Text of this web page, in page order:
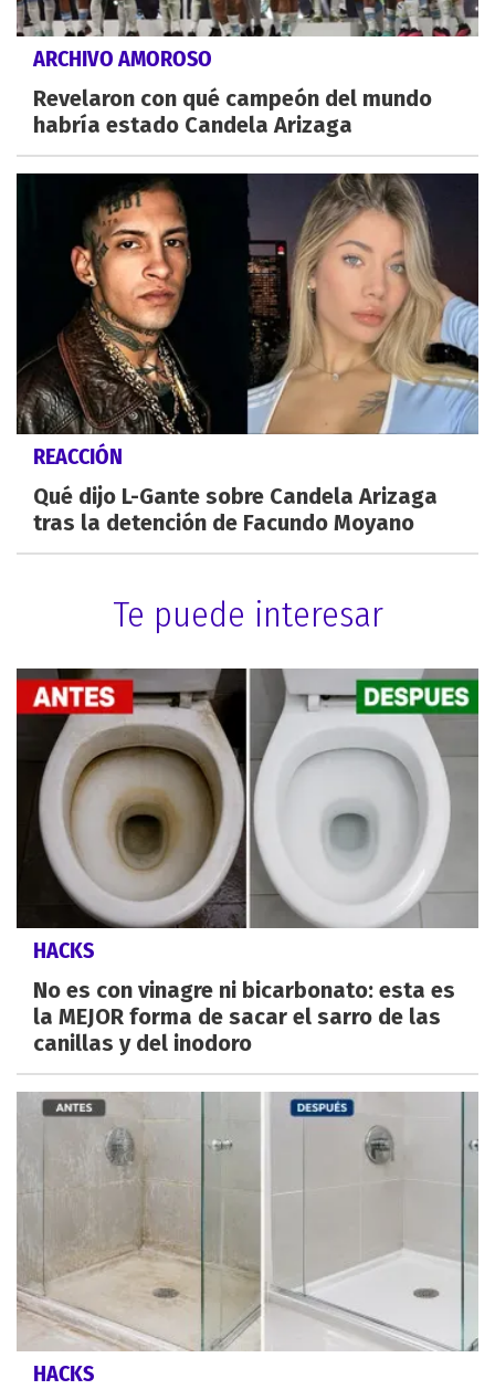
ARCHIVO AMOROSO
Revelaron con qué campeón del mundo
habría estado Candela Arizaga
REACCIÓN
Qué dijo L-Gante sobre Candela Arizaga
tras la detención de Facundo Moyano
Te puede interesar
HACKS
No es con vinagre ni bicarbonato: esta es
la MEJOR forma de sacar el sarro de las
canillas y del inodoro
HACKS